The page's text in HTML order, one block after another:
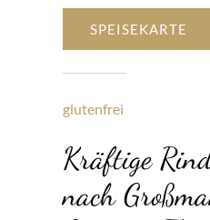
SPEISEKARTE
glutenfrei
Kräftige
nach